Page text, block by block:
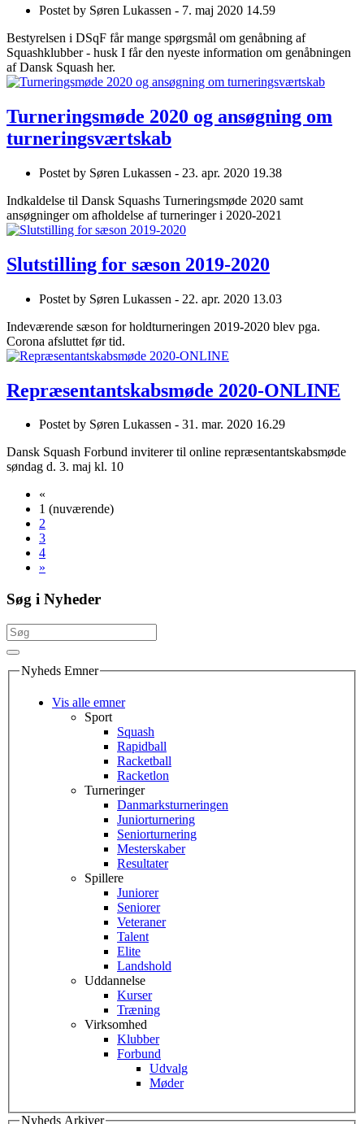
Postet by Søren Lukassen - 7. maj 2020 14.59
Bestyrelsen i DSqF får mange spørgsmål om genåbning af
Squashklubber - husk I får den nyeste information om genåbningen
af Dansk Squash her.
Turneringsmøde 2020 og ansøgning om
turneringsværtskab
Postet by Søren Lukassen - 23. apr. 2020 19.38
Indkaldelse til Dansk Squashs Turneringsmøde 2020 samt
ansøgninger om afholdelse af turneringer i 2020-2021
Slutstilling for sæson 2019-2020
Postet by Søren Lukassen - 22. apr. 2020 13.03
Indeværende sæson for holdturneringen 2019-2020 blev pga.
Corona afsluttet før tid.
Repræsentantskabsmøde 2020-ONLINE
Postet by Søren Lukassen - 31. mar. 2020 16.29
Dansk Squash Forbund inviterer til online repræsentantskabsmøde
søndag d. 3. maj kl. 10
«
1 (nuværende)
2
3
4
»
Søg i Nyheder
Nyheds Emner
Vis alle emner
Sport
Squash
Rapidball
Racketball
Racketlon
Turneringer
Danmarksturneringen
Juniorturnering
Seniorturnering
Mesterskaber
Resultater
Spillere
Juniorer
Seniorer
Veteraner
Talent
Elite
Landshold
Uddannelse
Kurser
Træning
Virksomhed
Klubber
Forbund
Udvalg
Møder
Nyheds Arkiver